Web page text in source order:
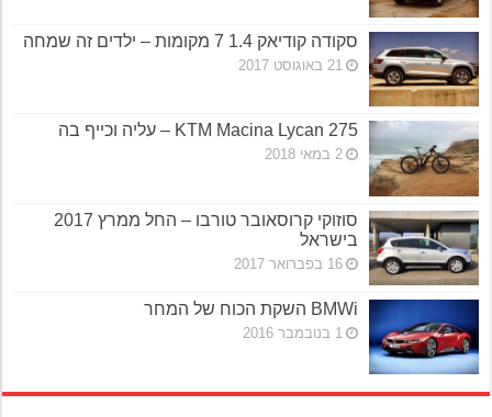
סקודה קודיאק 1.4 7 מקומות – ילדים זה שמחה
21 באוגוסט 2017
KTM Macina Lycan 275 – עליה וכייף בה
2 במאי 2018
סוזוקי קרוסאובר טורבו – החל ממרץ 2017
בישראל
16 בפברואר 2017
BMWi השקת הכוח של המחר
1 בנובמבר 2016